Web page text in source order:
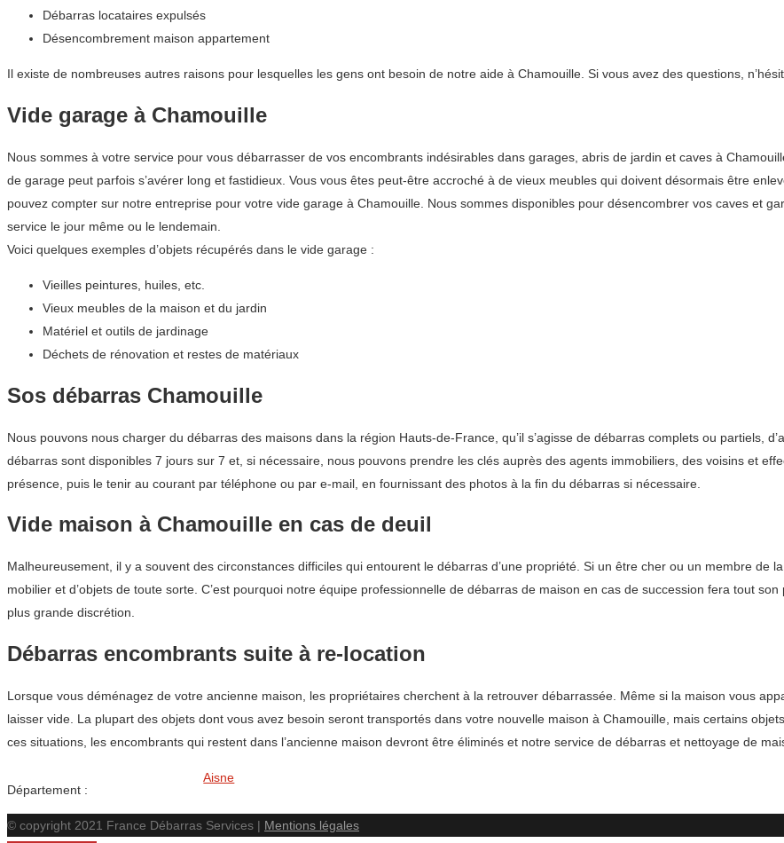
Débarras locataires expulsés
Désencombrement maison appartement
Il existe de nombreuses autres raisons pour lesquelles les gens ont besoin de notre aide à Chamouille. Si vous avez des questions,
Vide garage à Chamouille
Nous sommes à votre service pour vous débarrasser de vos encombrants indésirables dans garages, abris de jardin et caves à
de garage peut parfois s’avérer long et fastidieux. Vous vous êtes peut-être accroché à de vieux meubles qui doivent désormais être
pouvez compter sur notre entreprise pour votre vide garage à Chamouille. Nous sommes disponibles pour désencombrer vos caves et
service le jour même ou le lendemain.
Voici quelques exemples d’objets récupérés dans le vide garage :
Vieilles peintures, huiles, etc.
Vieux meubles de la maison et du jardin
Matériel et outils de jardinage
Déchets de rénovation et restes de matériaux
Sos débarras Chamouille
Nous pouvons nous charger du débarras des maisons dans la région Hauts-de-France, qu’il s’agisse de débarras complets ou partiels,
débarras sont disponibles 7 jours sur 7 et, si nécessaire, nous pouvons prendre les clés auprès des agents immobiliers, des voisins et
présence, puis le tenir au courant par téléphone ou par e-mail, en fournissant des photos à la fin du débarras si nécessaire.
Vide maison à Chamouille en cas de deuil
Malheureusement, il y a souvent des circonstances difficiles qui entourent le débarras d’une propriété. Si un être cher ou un membre de
mobilier et d’objets de toute sorte. C’est pourquoi notre équipe professionnelle de débarras de maison en cas de succession fera tout
plus grande discrétion.
Débarras encombrants suite à re-location
Lorsque vous déménagez de votre ancienne maison, les propriétaires cherchent à la retrouver débarrassée. Même si la maison vous
laisser vide. La plupart des objets dont vous avez besoin seront transportés dans votre nouvelle maison à Chamouille, mais certains
ces situations, les encombrants qui restent dans l’ancienne maison devront être éliminés et notre service de débarras et nettoyage de
Département :
Aisne
© copyright 2021 France Débarras Services | Mentions légales